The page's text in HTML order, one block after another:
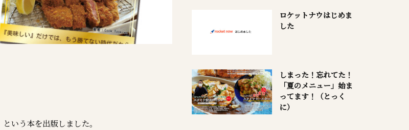
いう本を出版しました。
ロケットナウはじめま
した
しまった！忘れてた！
「夏のメニュー」始ま
ってます！（とっく
に）